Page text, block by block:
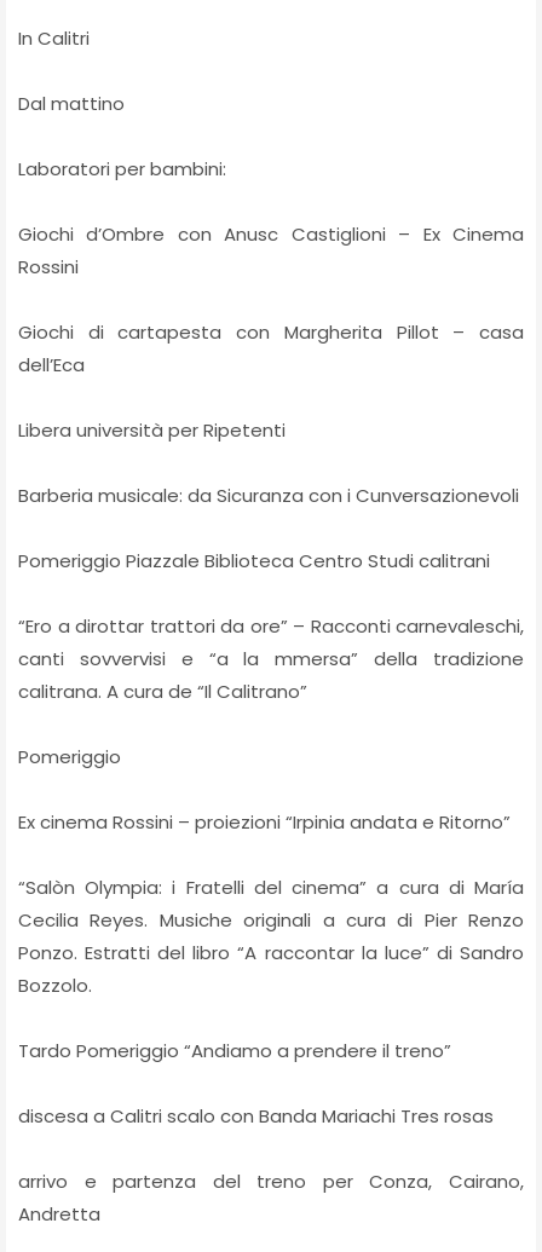
In Calitri
Dal mattino
Laboratori per bambini:
Giochi d’Ombre con Anusc Castiglioni – Ex Cinema
Rossini
Giochi di cartapesta con Margherita Pillot – casa
dell’Eca
Libera università per Ripetenti
Barberia musicale: da Sicuranza con i Cunversazionevoli
Pomeriggio Piazzale Biblioteca Centro Studi calitrani
“Ero a dirottar trattori da ore” – Racconti carnevaleschi,
canti sovvervisi e “a la mmersa” della tradizione
calitrana. A cura de “Il Calitrano”
Pomeriggio
Ex cinema Rossini – proiezioni “Irpinia andata e Ritorno”
“Salòn Olympia: i Fratelli del cinema” a cura di María
Cecilia Reyes. Musiche originali a cura di Pier Renzo
Ponzo. Estratti del libro “A raccontar la luce” di Sandro
Bozzolo.
Tardo Pomeriggio “Andiamo a prendere il treno”
discesa a Calitri scalo con Banda Mariachi Tres rosas
arrivo e partenza del treno per Conza, Cairano,
Andretta